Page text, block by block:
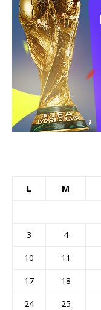
L M
3
4
10
11
17
18
24
25